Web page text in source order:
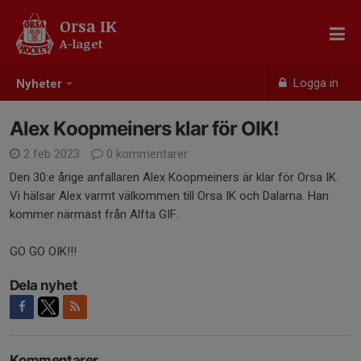
Nyheter Logga in
Orsa IK
A-laget
Alex Koopmeiners klar för OIK!
2 feb 2023
0 kommentarer
Den 30:e årige anfallaren Alex Koopmeiners är klar för Orsa IK.
Vi hälsar Alex varmt välkommen till Orsa IK och Dalarna. Han
kommer närmast från Alfta GIF.
GO GO OIK!!!
Dela nyhet